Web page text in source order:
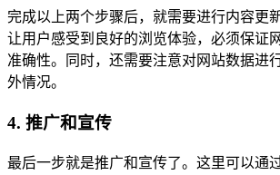
完成以上两个步骤后，就需要进行内容更
让用户感受到良好的浏览体验，必须保证
准确性。同时，还需要注意对网站数据进
外情况。
4. 推广和宣传
最后一步就是推广和宣传了。这里可以通